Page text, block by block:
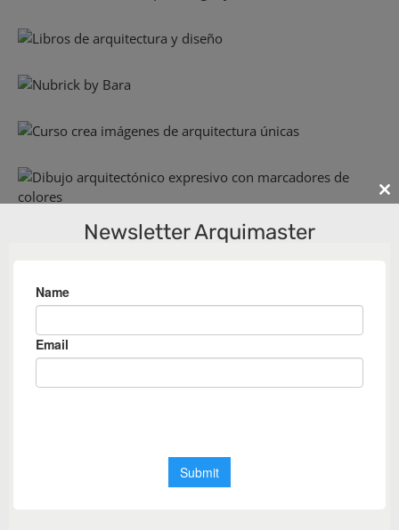
Newsletter Arquimaster